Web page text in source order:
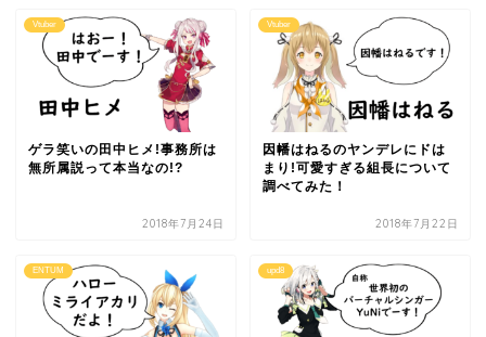
Vtuber
ゲラ笑いの田中ヒメ!事務所は
無所属説って本当なの!?
2018年7月24日
Vtuber
因幡はねるのヤンデレにドは
まり!可愛すぎる組長について
調べてみた！
2018年7月22日
ENTUM upd8